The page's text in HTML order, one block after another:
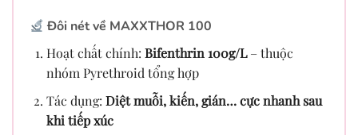
Đôi nét về MAXXTHOR 100
Hoạt chất chính: Bifenthrin 100g/L– thuộc
nhóm Pyrethroid tổng hợp
Tác dụng: Diệt muỗi, kiến, gián… cực nhanh sau
khi tiếp xúc